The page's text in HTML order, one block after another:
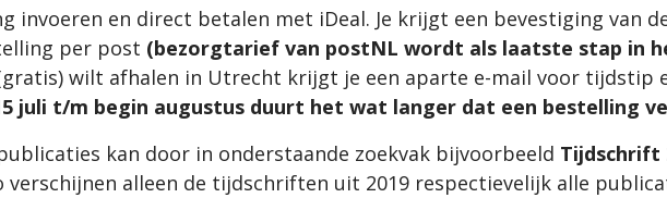
invoeren en direct betalen met iDeal. Je krijgt een bevestiging van
per post (bezorgtarief van postNL wordt als laatste stap in
wilt afhalen in Utrecht krijgt je een aparte e-mail voor tijdstip
juli t/m begin augustus duurt het wat langer dat een bestelling
kan door in onderstaande zoekvak bijvoorbeeld Tijdschrift
alleen de tijdschriften uit 2019 respectievelijk alle